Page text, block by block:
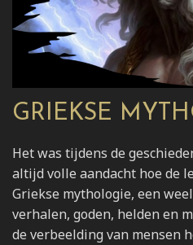
GRIEKSE
Het was tijdens de
altijd volle aandacht hoe de
Griekse mythologie, een
verhalen, goden, helden en
de verbeelding van mensen